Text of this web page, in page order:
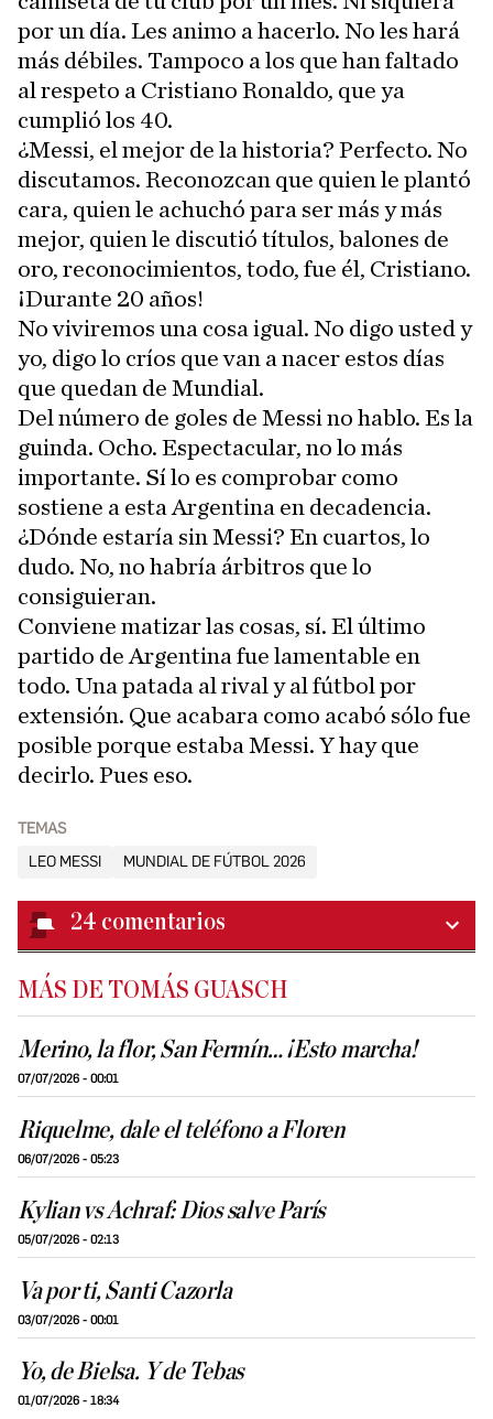
por un día. Les animo a hacerlo. No les hará
más débiles. Tampoco a los que han faltado
al respeto a Cristiano Ronaldo, que ya
cumplió los 40.
¿Messi, el mejor de la historia? Perfecto. No
discutamos. Reconozcan que quien le plantó
cara, quien le achuchó para ser más y más
mejor, quien le discutió títulos, balones de
oro, reconocimientos, todo, fue él, Cristiano.
¡Durante 20 años!
No viviremos una cosa igual. No digo usted y
yo, digo lo críos que van a nacer estos días
que quedan de Mundial.
Del número de goles de Messi no hablo. Es la
guinda. Ocho. Espectacular, no lo más
importante. Sí lo es comprobar como
sostiene a esta Argentina en decadencia.
¿Dónde estaría sin Messi? En cuartos, lo
dudo. No, no habría árbitros que lo
consiguieran.
Conviene matizar las cosas, sí. El último
partido de Argentina fue lamentable en
todo. Una patada al rival y al fútbol por
extensión. Que acabara como acabó sólo fue
posible porque estaba Messi. Y hay que
decirlo. Pues eso.
TEMAS
LEO MESSI
MUNDIAL DE FÚTBOL 2026
24 comentarios
MÁS DE TOMÁS GUASCH
Merino, la flor, San Fermín… ¡Esto marcha!
07/07/2026 - 00:01
Riquelme, dale el teléfono a Floren
06/07/2026 - 05:23
Kylian vs Achraf: Dios salve París
05/07/2026 - 02:13
Va por ti, Santi Cazorla
03/07/2026 - 00:01
Yo, de Bielsa. Y de Tebas
01/07/2026 - 18:34